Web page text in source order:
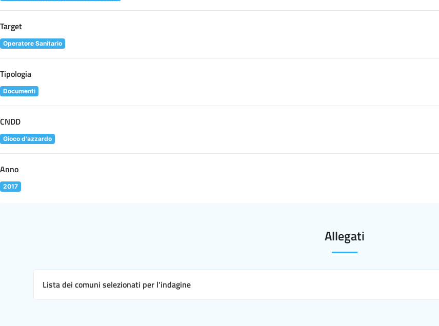
Target
Operatore Sanitario
Tipologia
Documenti
CNDD
Gioco d'azzardo
Anno
2017
Allegati
Lista dei comuni selezionati per l'indagine